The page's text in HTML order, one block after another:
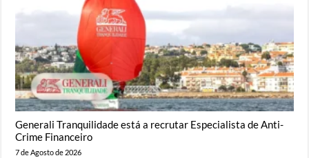
Generali Tranquilidade está a recrutar Especialista de Anti-
Crime Financeiro
7 de Agosto de 2026